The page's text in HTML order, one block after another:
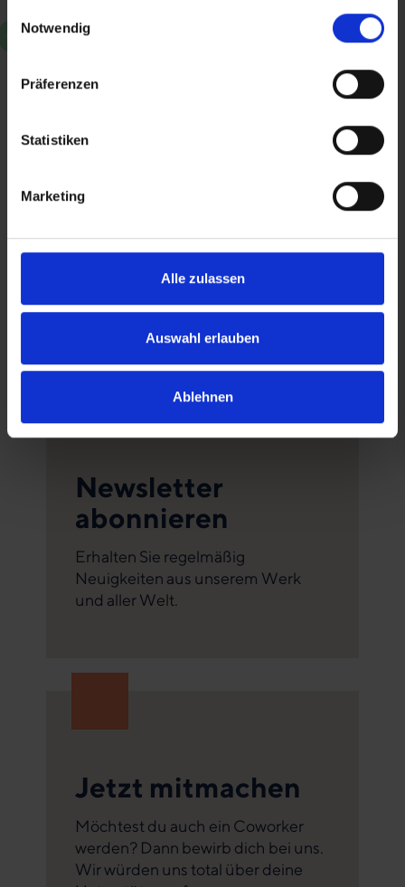
Notwendig
Präferenzen
Statistiken
Marketing
Alle zulassen
Auswahl erlauben
Ablehnen
Wir sind für jede Unterstützung
dankbar – ob im Gebet oder
finanziell.
Newsletter
abonnieren
Erhalten Sie regelmäßig
Neuigkeiten aus unserem Werk
und aller Welt.
Jetzt mitmachen
Möchtest du auch ein Coworker
werden? Dann bewirb dich bei uns.
Wir würden uns total über deine